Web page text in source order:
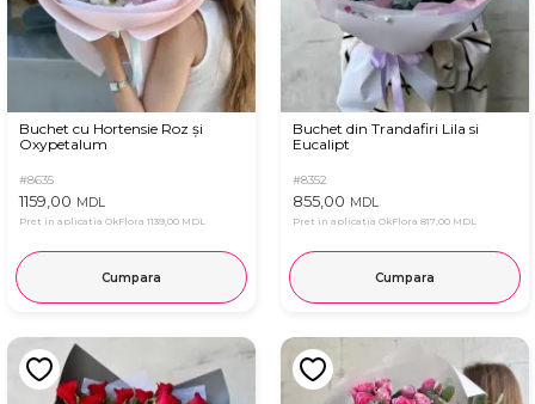
Buchet cu Hortensie Roz și
Oxypetalum
#8635
1159,00 MDL
Pret in aplicatia OkFlora 1139,00 MDL
Cumpara
Buchet din Trandafiri Lila si
Eucalipt
#8352
855,00 MDL
Pret in aplicatia OkFlora 817,00 MDL
Cumpara